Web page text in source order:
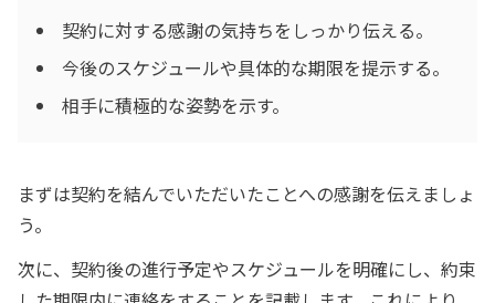
契約に対する感謝の気持ちをしっかり伝える。
今後のスケジュールや具体的な期限を提示する。
相手に積極的な姿勢を示す。
まずは契約を結んでいただいたことへの感謝を伝えましょ
う。
次に、契約後の進行予定やスケジュールを明確にし、約束